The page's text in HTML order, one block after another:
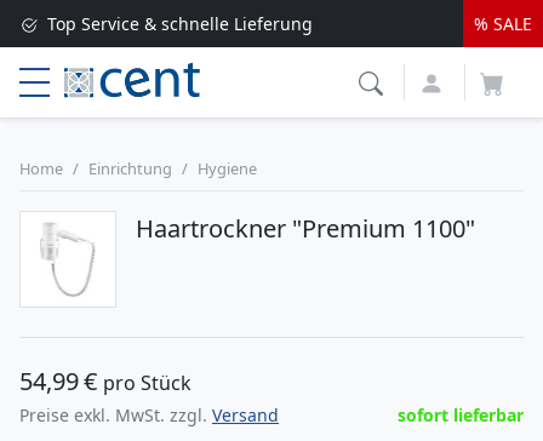
Top Service & schnelle Lieferung
Versandkostenfrei ab 250 EUR*
Lieferung nur 1-2 Werktage
% SALE
Home Einrichtung Hygiene
Haartrockner "Premium 1100"
54,99€ pro Stück
Preise exkl. MwSt. zzgl. Versand sofort lieferbar